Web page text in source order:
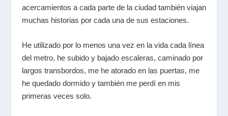
acercamientos a cada parte de la ciudad también viajan
muchas historias por cada una de sus estaciones.
He utilizado por lo menos una vez en la vida cada línea
del metro, he subido y bajado escaleras, caminado por
largos transbordos, me he atorado en las puertas, me
he quedado dormido y también me perdí en mis
primeras veces solo.